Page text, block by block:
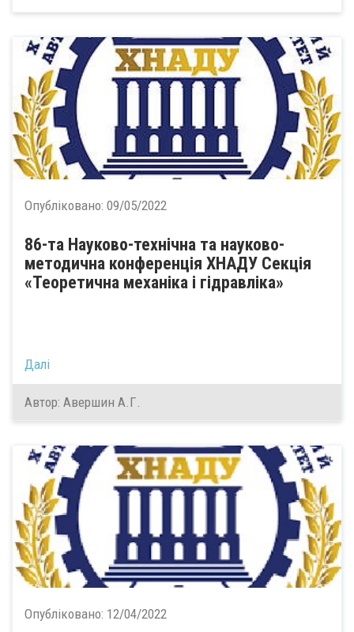
Опубліковано: 09/05/2022
86-та Науково-технічна та науково-
методична конференція ХНАДУ Секція
«Теоретична механіка і гідравліка»
Далі
Автор: Авершин А.Г.
Опубліковано: 12/04/2022